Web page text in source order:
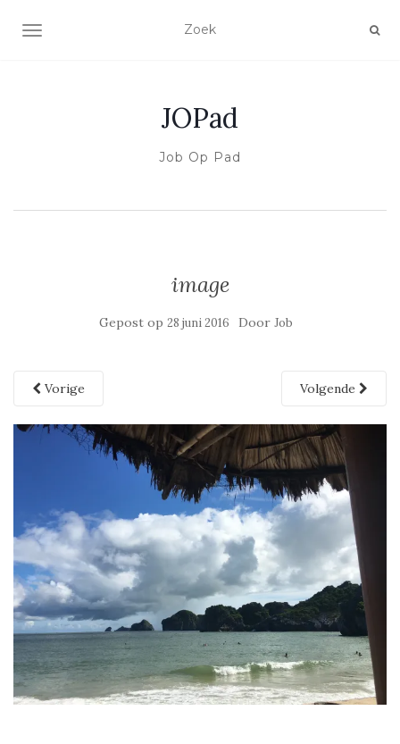
SCHAKEL NAVIGATIE
JOPad
Job Op Pad
image
Gepost op 28 juni 2016 Door Job
Vorige Volgende